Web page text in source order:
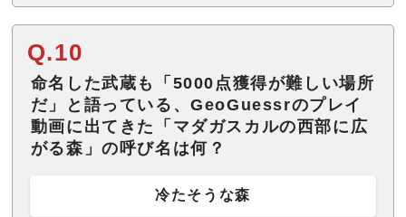
Q.10
命名した武蔵も「5000点獲得が難しい場所
だ」と語っている、GeoGuessrのプレイ
動画に出てきた「マダガスカルの西部に広
がる森」の呼び名は何？
冷たそうな森